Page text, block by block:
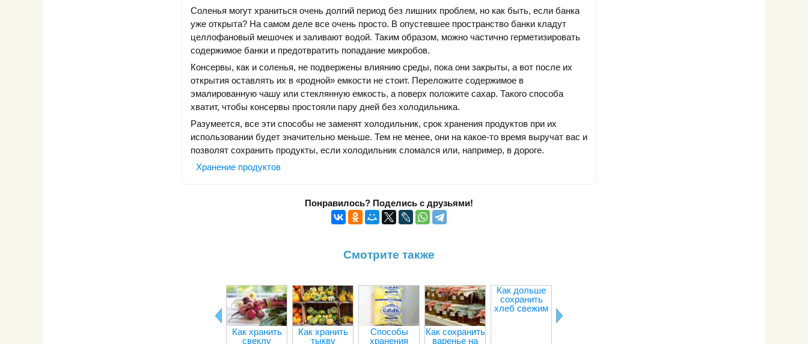
Соленья могут храниться очень долгий период без лишних проблем, но как быть, если банка
уже открыта? На самом деле все очень просто. В опустевшее пространство банки кладут
целлофановый мешочек и заливают водой. Таким образом, можно частично герметизировать
содержимое банки и предотвратить попадание микробов.
Консервы, как и соленья, не подвержены влиянию среды, пока они закрыты, а вот после их
открытия оставлять их в «родной» емкости не стоит. Переложите содержимое в
эмалированную чашу или стеклянную емкость, а поверх положите сахар. Такого способа
хватит, чтобы консервы простояли пару дней без холодильника.
Разумеется, все эти способы не заменят холодильник, срок хранения продуктов при их
использовании будет значительно меньше. Тем не менее, они на какое-то время выручат вас и
позволят сохранить продукты, если холодильник сломался или, например, в дороге.
Хранение продуктов
Понравилось? Поделись с друзьями!
Смотрите также
Как хранить
свеклу
Как хранить
тыкву
Способы
хранения
Как сохранить
варенье на
Как дольше
сохранить
хлеб свежим
хранить крупу